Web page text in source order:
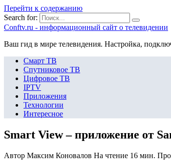
Перейти к содержанию
Search for:
Сonftv.ru - информационный сайт о телевидении
Ваш гид в мире телевидения. Настройка,
Смарт ТВ
Спутниковое ТВ
Цифровое ТВ
IPTV
Приложения
Технологии
Интересное
Smart View – приложение от
Автор Максим Коновалов На чтение 16 мин.